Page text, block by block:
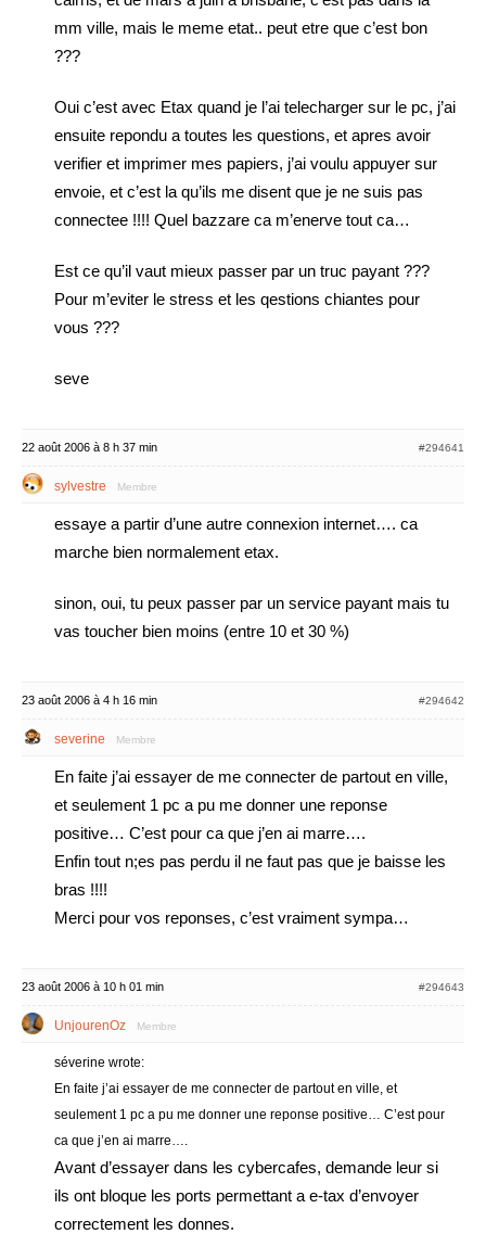
mm ville, mais le meme etat.. peut etre que c’est bon
???
Oui c’est avec Etax quand je l’ai telecharger sur le pc, j’ai
ensuite repondu a toutes les questions, et apres avoir
verifier et imprimer mes papiers, j’ai voulu appuyer sur
envoie, et c’est la qu’ils me disent que je ne suis pas
connectee !!!! Quel bazzare ca m’enerve tout ca…
Est ce qu’il vaut mieux passer par un truc payant ???
Pour m’eviter le stress et les qestions chiantes pour
vous ???
seve
22 août 2006 à 8 h 37 min #294641
sylvestre Membre
essaye a partir d’une autre connexion internet…. ca
marche bien normalement etax.
sinon, oui, tu peux passer par un service payant mais tu
vas toucher bien moins (entre 10 et 30 %)
23 août 2006 à 4 h 16 min #294642
severine Membre
En faite j’ai essayer de me connecter de partout en ville,
et seulement 1 pc a pu me donner une reponse
positive… C’est pour ca que j’en ai marre….
Enfin tout n;es pas perdu il ne faut pas que je baisse les
bras !!!!
Merci pour vos reponses, c’est vraiment sympa…
23 août 2006 à 10 h 01 min #294643
UnjourenOz Membre
séverine wrote:
En faite j’ai essayer de me connecter de partout en ville, et
seulement 1 pc a pu me donner une reponse positive… C’est pour
ca que j’en ai marre….
Avant d’essayer dans les cybercafes, demande leur si
ils ont bloque les ports permettant a e-tax d’envoyer
correctement les donnes.